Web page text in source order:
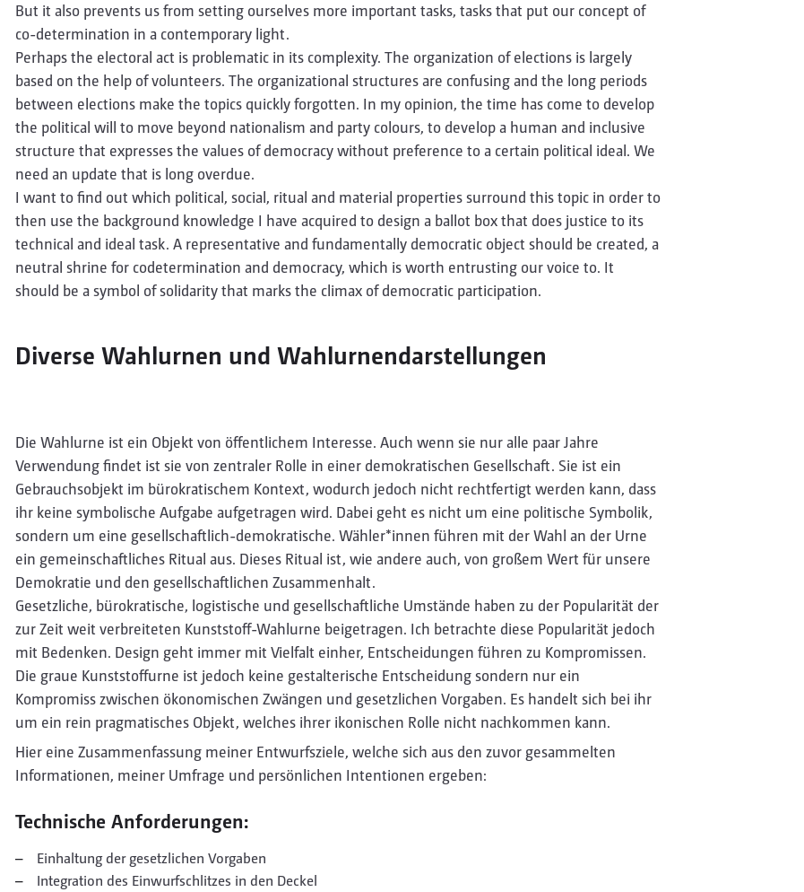
But it also prevents us from setting ourselves more important tasks, tasks that put our concept of
co-determination in a contemporary light.
Perhaps the electoral act is problematic in its complexity. The organization of elections is largely
based on the help of volunteers. The organizational structures are confusing and the long periods
between elections make the topics quickly forgotten. In my opinion, the time has come to develop
the political will to move beyond nationalism and party colours, to develop a human and inclusive
structure that expresses the values of democracy without preference to a certain political ideal. We
need an update that is long overdue.
I want to find out which political, social, ritual and material properties surround this topic in order to
then use the background knowledge I have acquired to design a ballot box that does justice to its
technical and ideal task. A representative and fundamentally democratic object should be created, a
neutral shrine for codetermination and democracy, which is worth entrusting our voice to. It
should be a symbol of solidarity that marks the climax of democratic participation.
Diverse Wahlurnen und Wahlurnendarstellungen
Die Wahlurne ist ein Objekt von öffentlichem Interesse. Auch wenn sie nur alle paar Jahre
Verwendung findet ist sie von zentraler Rolle in einer demokratischen Gesellschaft. Sie ist ein
Gebrauchsobjekt im bürokratischem Kontext, wodurch jedoch nicht rechtfertigt werden kann, dass
ihr keine symbolische Aufgabe aufgetragen wird. Dabei geht es nicht um eine politische Symbolik,
sondern um eine gesellschaftlich-demokratische. Wähler*innen führen mit der Wahl an der Urne
ein gemeinschaftliches Ritual aus. Dieses Ritual ist, wie andere auch, von großem Wert für unsere
Demokratie und den gesellschaftlichen Zusammenhalt.
Gesetzliche, bürokratische, logistische und gesellschaftliche Umstände haben zu der Popularität der
zur Zeit weit verbreiteten Kunststoff-Wahlurne beigetragen. Ich betrachte diese Popularität jedoch
mit Bedenken. Design geht immer mit Vielfalt einher, Entscheidungen führen zu Kompromissen.
Die graue Kunststoffurne ist jedoch keine gestalterische Entscheidung sondern nur ein
Kompromiss zwischen ökonomischen Zwängen und gesetzlichen Vorgaben. Es handelt sich bei ihr
um ein rein pragmatisches Objekt, welches ihrer ikonischen Rolle nicht nachkommen kann.
Hier eine Zusammenfassung meiner Entwurfsziele, welche sich aus den zuvor gesammelten
Informationen, meiner Umfrage und persönlichen Intentionen ergeben:
Technische Anforderungen:
Einhaltung der gesetzlichen Vorgaben
Integration des Einwurfschlitzes in den Deckel